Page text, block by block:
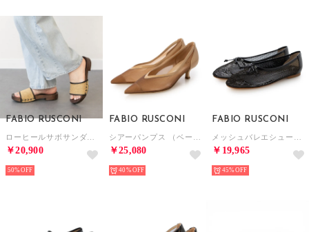
FABIO RUSCONI
￥20,900
50%
FABIO RUSCONI
￥25,080
40%
FABIO RUSCONI
￥19,965
45%